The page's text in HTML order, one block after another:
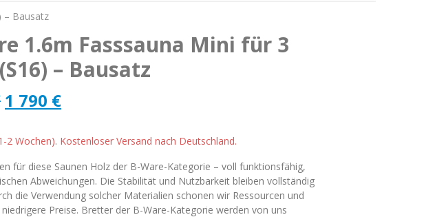
– Bausatz
1.6m Fasssauna Mini für 3
– Bausatz
Ursprünglicher
war:
2
970 €
1 790 €Aktueller
ist:
1
790 €.
2 Wochen). Kostenloser Versand nach Deutschland.
für diese Saunen Holz der B-Ware-Kategorie – voll funktionsfähig,
Abweichungen. Die Stabilität und Nutzbarkeit bleiben vollständig
die Verwendung solcher Materialien schonen wir Ressourcen und
Preise. Bretter der B-Ware-Kategorie werden von uns